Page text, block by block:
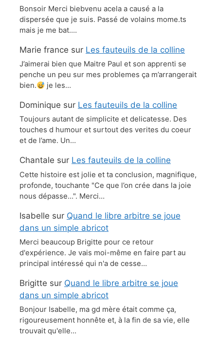
Bonsoir Merci biebvenu acela a causé a la
dispersée que je suis. Passé de volains mome.ts
mais je me bat.…
Marie france sur Les fauteuils de la colline
J’aimerai bien que Maitre Paul et son apprenti se
penche un peu sur mes problemes ça m’arrangerait
bien.
je les…
Dominique sur Les fauteuils de la colline
Toujours autant de simplicite et delicatesse. Des
touches d humour et surtout des verites du coeur
et de l’ame. Un…
Chantale sur Les fauteuils de la colline
Cette histoire est jolie et ta conclusion, magnifique,
profonde, touchante "Ce que l’on crée dans la joie
nous dépasse…". Merci…
Isabelle sur Quand le libre arbitre se joue
dans un simple abricot
Merci beaucoup Brigitte pour ce retour
d'expérience. Je vais moi-même en faire part au
principal intéressé qui n'a de cesse…
Brigitte sur Quand le libre arbitre se joue
dans un simple abricot
Bonjour Isabelle, ma gd mère était comme ça,
rigoureusement honnête et, à la fin de sa vie, elle
trouvait qu'elle…